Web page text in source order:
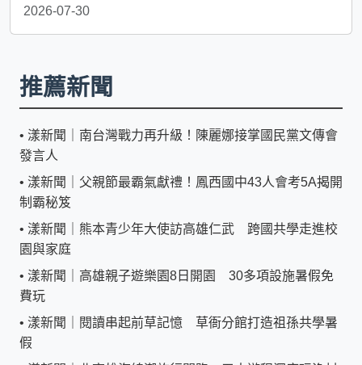
2026-07-30
推薦新聞
• 漾新聞｜南台灣戰力再升級！陳麗娜接掌國民黨文傳會
發言人
• 漾新聞｜父親節最霸氣獻禮！鳳西國中43人會考5A揭開
制霸秘笈
• 漾新聞｜熊本青少年大使訪高雄仁武 跨國共學走進校
園與家庭
• 漾新聞｜高雄親子遊樂園8日開園 30多項設施暑假免
費玩
• 漾新聞｜閱讀串起前草記憶 草衙分館打造祖孫共學暑
假